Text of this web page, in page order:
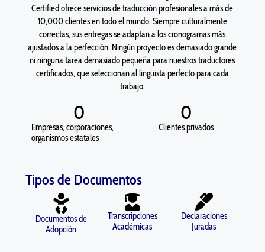
Certified ofrece servicios de traducción profesionales a más de
10,000 clientes en todo el mundo. Siempre culturalmente
correctas, sus entregas se adaptan a los cronogramas más
ajustados a la perfección. Ningún proyecto es demasiado grande
ni ninguna tarea demasiado pequeña para nuestros traductores
certificados, que seleccionan al lingüista perfecto para cada
trabajo.
Empresas, corporaciones,
organismos estatales
0
Clientes privados
0
Tipos de Documentos
Documentos de
Adopción
Transcripciones
Académicas
Declaraciones
Juradas